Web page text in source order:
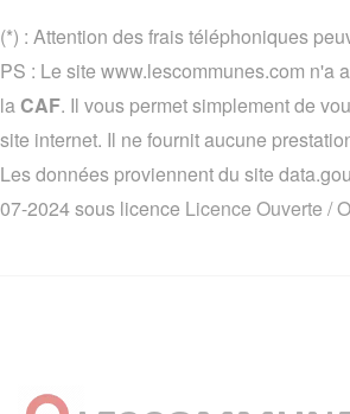
(*) : Attention des frais téléphoniques
PS : Le site www.lescommunes.com n'a
laCAF. Il vous permet simplement de
site internet. Il ne fournit aucune
Les données proviennent du site
07-2024 sous licence Licence Ouverte /